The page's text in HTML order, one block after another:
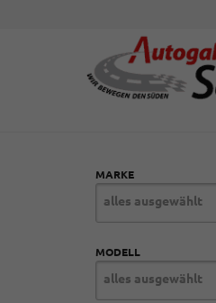
MARKE
alles ausgewählt
MODELL
alles ausgewählt